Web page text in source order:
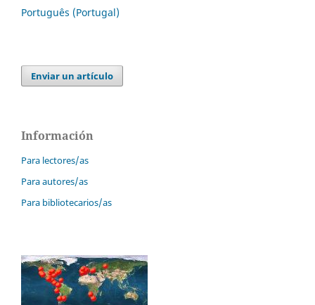
Português (Portugal)
Enviar un artículo
Información
Para lectores/as
Para autores/as
Para bibliotecarios/as